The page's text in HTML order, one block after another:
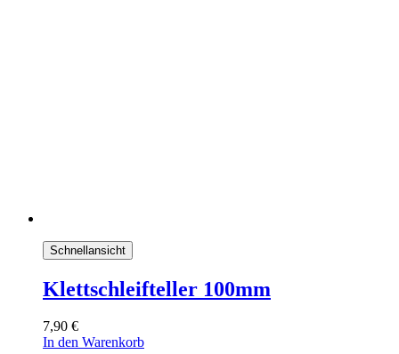
Schnellansicht
Klettschleifteller 100mm
7,90 €
In den Warenkorb